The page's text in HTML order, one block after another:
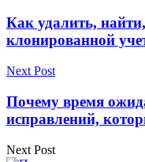
Как удалить,
клонированной
Next Post
Почему время
исправлений,
Next Post